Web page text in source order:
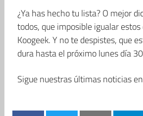
¿Ya has hecho tu lista? O mejor
todos, que imposible igualar
Koogeek. Y no te despistes, que
dura hasta el próximo lunes día
Sigue nuestras últimas noticias en